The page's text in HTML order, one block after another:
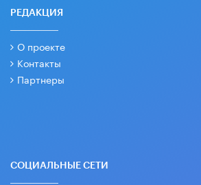
РЕДАКЦИЯ
О проекте
Контакты
Партнеры
СОЦИАЛЬНЫЕ СЕТИ